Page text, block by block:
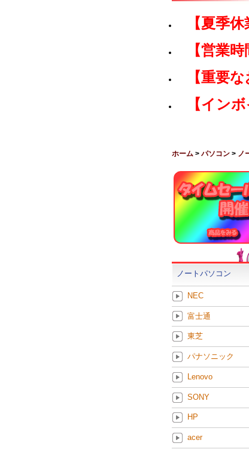
【夏季
【営業
【重要
【イン
ホーム > パソコン > ノ
ノートパソコン
NEC
富士通
東芝
パナソニック
Lenovo
SONY
HP
acer